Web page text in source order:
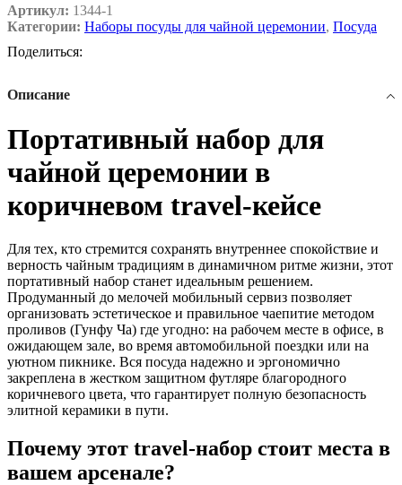
Артикул: 1344-1
Категории: Наборы посуды для чайной церемонии, Посуда
Поделиться:
Описание
Портативный набор для
чайной церемонии в
коричневом travel-кейсе
Для тех, кто стремится сохранять внутреннее спокойствие и
верность чайным традициям в динамичном ритме жизни, этот
портативный набор станет идеальным решением.
Продуманный до мелочей мобильный сервиз позволяет
организовать эстетическое и правильное чаепитие методом
проливов (Гунфу Ча) где угодно: на рабочем месте в офисе, в
ожидающем зале, во время автомобильной поездки или на
уютном пикнике. Вся посуда надежно и эргономично
закреплена в жестком защитном футляре благородного
коричневого цвета, что гарантирует полную безопасность
элитной керамики в пути.
Почему этот travel-набор стоит места в
вашем арсенале?